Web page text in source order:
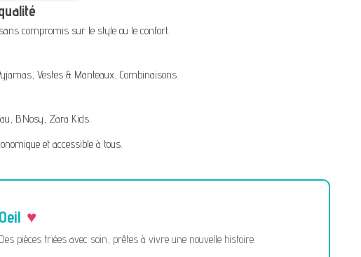
compromis sur le style ou le confort.
, Vestes & Manteaux, Combinaisons.
, B.Nosy, Zara Kids.
et accessible à tous.
pièces triées avec soin, prêtes à vivre une nouvelle histoire.